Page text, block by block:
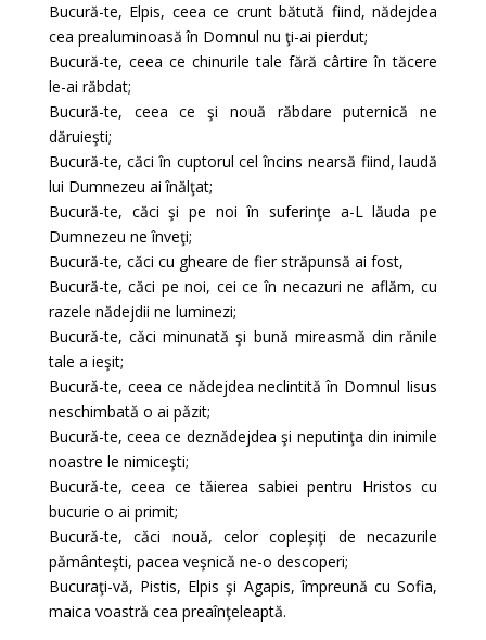
Bucură-te, Elpis, ceea ce crunt bătută fiind, nădejdea
cea prealuminoasă în Domnul nu ţi-ai pierdut;
Bucură-te, ceea ce chinurile tale fără cârtire în tăcere
le-ai răbdat;
Bucură-te, ceea ce şi nouă răbdare puternică ne
dăruieşti;
Bucură-te, căci în cuptorul cel încins nearsă fiind, laudă
lui Dumnezeu ai înălţat;
Bucură-te, căci şi pe noi în suferinţe a-L lăuda pe
Dumnezeu ne înveţi;
Bucură-te, căci cu gheare de fier străpunsă ai fost,
Bucură-te, căci pe noi, cei ce în necazuri ne aflăm, cu
razele nădejdii ne luminezi;
Bucură-te, căci minunată şi bună mireasmă din rănile
tale a ieşit;
Bucură-te, ceea ce nădejdea neclintită în Domnul Iisus
neschimbată o ai păzit;
Bucură-te, ceea ce deznădejdea şi neputinţa din inimile
noastre le nimiceşti;
Bucură-te, ceea ce tăierea sabiei pentru Hristos cu
bucurie o ai primit;
Bucură-te, căci nouă, celor copleşiţi de necazurile
pământeşti, pacea veşnică ne-o descoperi;
Bucuraţi-vă, Pistis, Elpis şi Agapis, împreună cu Sofia,
maica voastră cea preaînţeleaptă.